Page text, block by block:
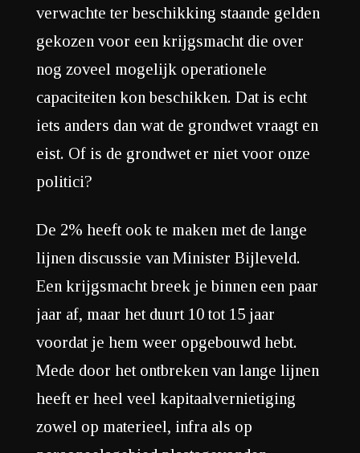
verwachte ter beschikking staande gelden
gekozen voor een krijgsmacht die over
nog zoveel mogelijk operationele
capaciteiten kon beschikken. Dat is echt
iets anders dan wat de grondwet vraagt en
eist. Of is de grondwet er niet voor onze
politici?
De 2% heeft ook te maken met de lange
lijnen discussie van Minister Bijleveld.
Een krijgsmacht breek je binnen een paar
jaar af, maar het duurt 10 tot 15 jaar
voordat je hem weer opgebouwd hebt.
Mede door het ontbreken van lange lijnen
heeft er heel veel kapitaalvernietiging
zowel op materieel, infra als op